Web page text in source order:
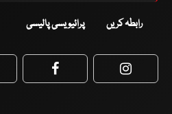
رابطہ کریں پرائیویسی پالیسی
Facebook